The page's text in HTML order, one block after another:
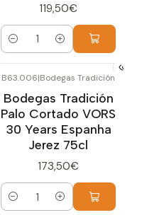
119,50€
Quantidade
B63.006|Bodegas Tradición
Bodegas Tradición
Palo Cortado VORS
30 Years Espanha
Jerez 75cl
173,50€
Quantidade